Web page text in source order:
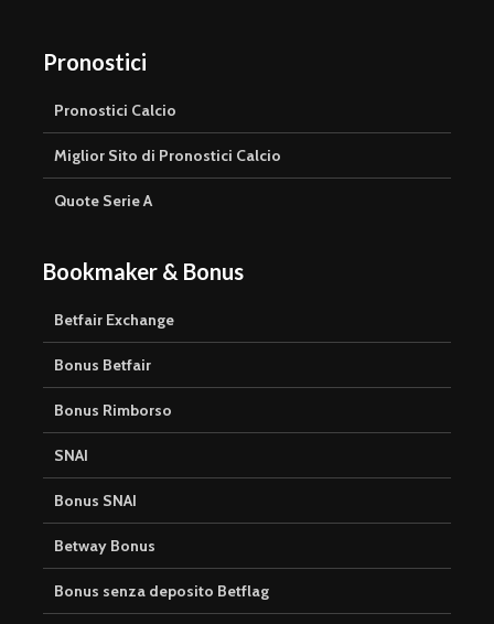
Pronostici
Pronostici Calcio
Miglior Sito di Pronostici Calcio
Quote Serie A
Bookmaker & Bonus
Betfair Exchange
Bonus Betfair
Bonus Rimborso
SNAI
Bonus SNAI
Betway Bonus
Bonus senza deposito Betflag